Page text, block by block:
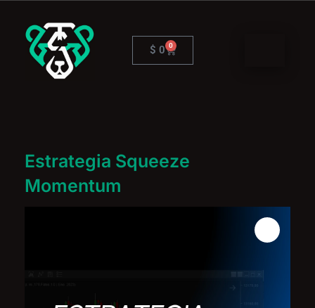
contenido
$ 0 0
Cart
Estrategia Squeeze
Momentum